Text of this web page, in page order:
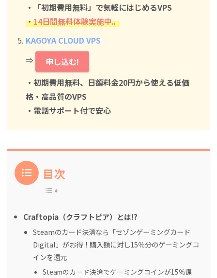
・「初期費用無料」で気軽にはじめるVPS
・14日間無料体験実施中。
KAGOYA CLOUD VPS
⇒
申し込む!
・初期費用無料、日額料金20円から使える低価
格・高品質のVPS
・電話サポート付で安心
目次
Craftopia（クラフトピア）とは!?
Steamのカード決済なら「セゾンゲーミングカード
Digital」がお得！購入額に対し15％分のゲーミングコ
インを還元
Steamのカード決済でゲーミングコインが15％還